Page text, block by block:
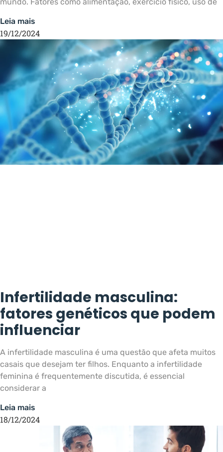
Leia mais
19/12/2024
Infertilidade masculina:
fatores genéticos que podem
influenciar
A infertilidade masculina é uma questão que afeta muitos
casais que desejam ter filhos. Enquanto a infertilidade
feminina é frequentemente discutida, é essencial
considerar a
Leia mais
18/12/2024